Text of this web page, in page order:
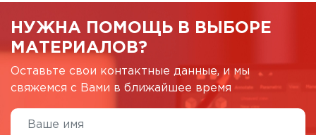
НУЖНА ПОМОЩЬ В ВЫБОРЕ
МАТЕРИАЛОВ?
Оставьте свои контактные данные, и мы
свяжемся с Вами в ближайшее время